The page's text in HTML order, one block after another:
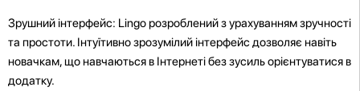
Зрушний інтерфейс: Lingo розроблений з урахуванням зручності
та простоти. Інтуїтивно зрозумілий інтерфейс дозволяє навіть
новачкам, що навчаються в Інтернеті без зусиль орієнтуватися в
додатку.